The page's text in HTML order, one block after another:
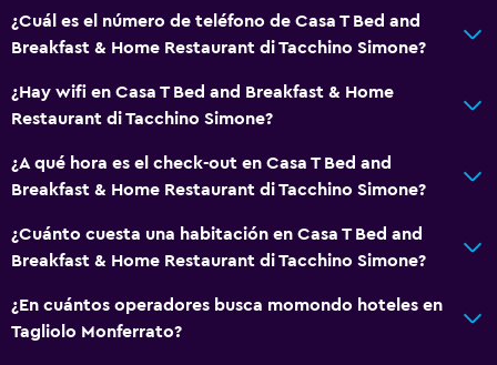
Ciclismo
Salón de belleza
Paseos a caballo
Parque acuático
General
Habitaciones familiares
Vista al patio interior
¿Cuál es el número de teléfono de Casa T Bed and
Breakfast & Home Restaurant di Tacchino Simone?
¿Hay wifi en Casa T Bed and Breakfast & Home
Restaurant di Tacchino Simone?
¿A qué hora es el check-out en Casa T Bed and
Breakfast & Home Restaurant di Tacchino Simone?
¿Cuánto cuesta una habitación en Casa T Bed and
Breakfast & Home Restaurant di Tacchino Simone?
¿En cuántos operadores busca momondo hoteles en
Tagliolo Monferrato?